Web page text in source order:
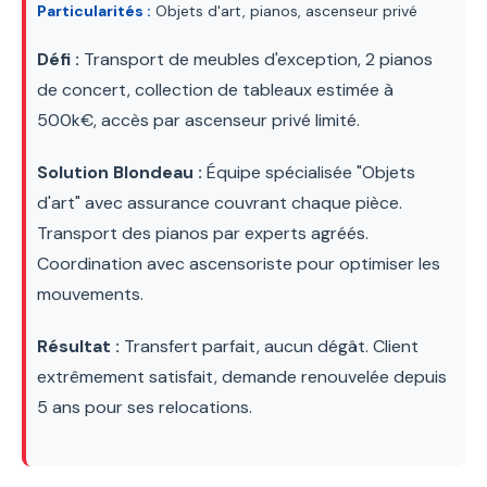
Particularités : Objets d'art, pianos, ascenseur privé
Défi : Transport de meubles d'exception, 2 pianos
de concert, collection de tableaux estimée à
500k€, accès par ascenseur privé limité.
Solution Blondeau : Équipe spécialisée "Objets
d'art" avec assurance couvrant chaque pièce.
Transport des pianos par experts agréés.
Coordination avec ascensoriste pour optimiser les
mouvements.
Résultat : Transfert parfait, aucun dégât. Client
extrêmement satisfait, demande renouvelée depuis
5 ans pour ses relocations.